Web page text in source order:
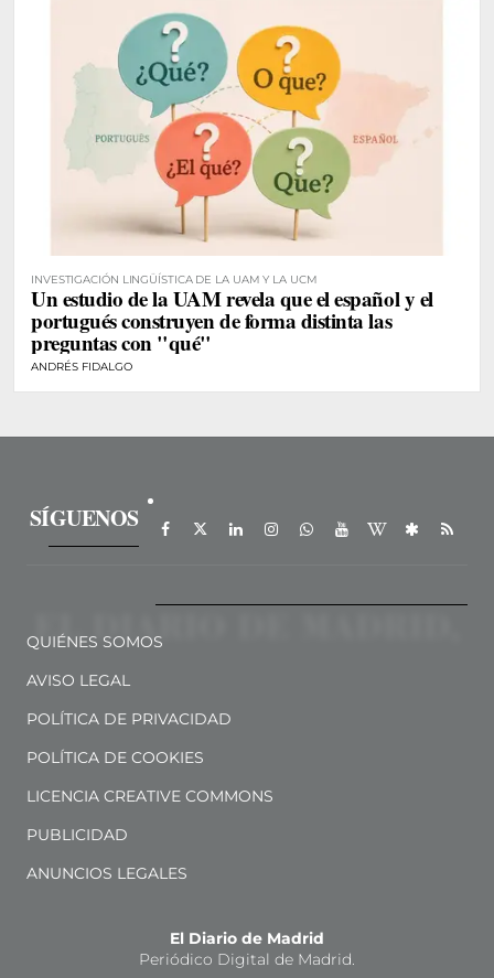
INVESTIGACIÓN LINGÜÍSTICA DE LA UAM Y LA UCM
Un estudio de la UAM revela que el español y el
portugués construyen de forma distinta las
preguntas con "qué"
ANDRÉS FIDALGO
SÍGUENOS
QUIÉNES SOMOS
AVISO LEGAL
POLÍTICA DE PRIVACIDAD
POLÍTICA DE COOKIES
LICENCIA CREATIVE COMMONS
PUBLICIDAD
ANUNCIOS LEGALES
El Diario de Madrid
Periódico Digital de Madrid.